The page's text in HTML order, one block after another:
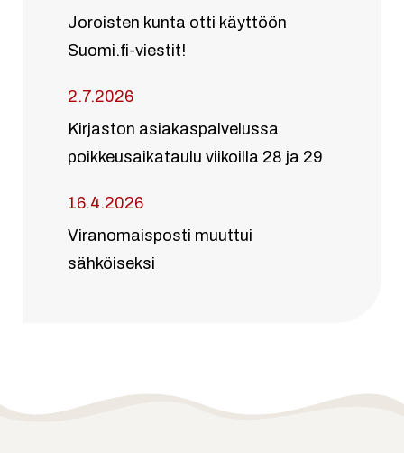
Joroisten kunta otti käyttöön
Suomi.fi-viestit!
2.7.2026
Kirjaston asiakaspalvelussa
poikkeusaikataulu viikoilla 28 ja 29
16.4.2026
Viranomaisposti muuttui
sähköiseksi